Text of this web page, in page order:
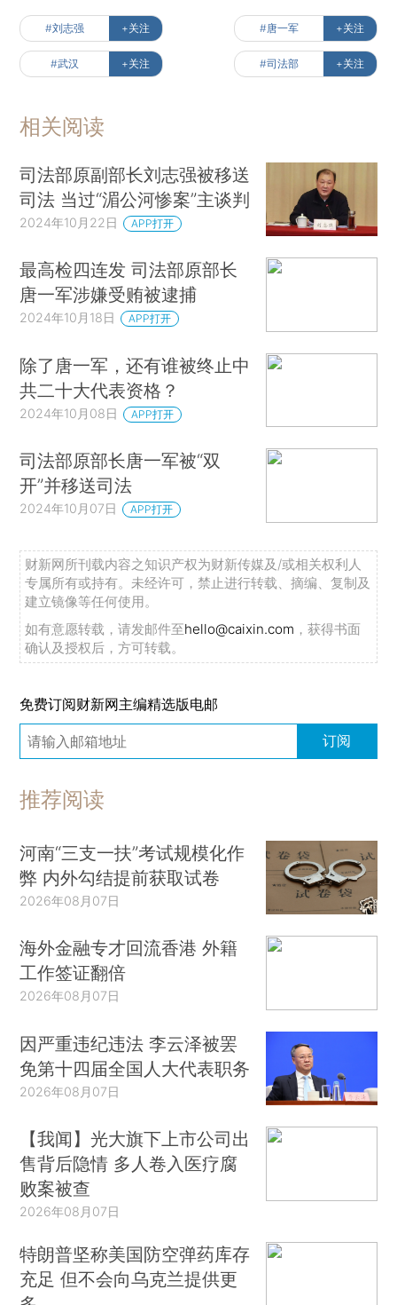
#刘志强 +关注 #唐一军 +关注
#武汉 +关注 #司法部 +关注
相关阅读
司法部原副部长刘志强被移送
司法 当过“湄公河惨案”主谈判
2024年10月22日 APP打开
最高检四连发 司法部原部长
唐一军涉嫌受贿被逮捕
2024年10月18日 APP打开
除了唐一军，还有谁被终止中
共二十大代表资格？
2024年10月08日 APP打开
司法部原部长唐一军被“双
开”并移送司法
2024年10月07日 APP打开
财新网所刊载内容之知识产权为财新传媒及/或相关权利人
专属所有或持有。未经许可，禁止进行转载、摘编、复制及
建立镜像等任何使用。
如有意愿转载，请发邮件至hello@caixin.com ，获得书面
确认及授权后，方可转载。
免费订阅财新网主编精选版电邮
订阅
推荐阅读
河南“三支一扶”考试规模化作
弊 内外勾结提前获取试卷
2026年08月07日
海外金融专才回流香港 外籍
工作签证翻倍
2026年08月07日
因严重违纪违法 李云泽被罢
免第十四届全国人大代表职务
2026年08月07日
【我闻】光大旗下上市公司出
售背后隐情 多人卷入医疗腐
败案被查
2026年08月07日
特朗普坚称美国防空弹药库存
充足 但不会向乌克兰提供更